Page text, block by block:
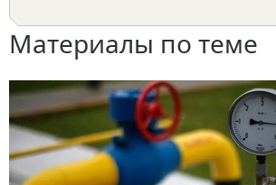
Материалы по теме